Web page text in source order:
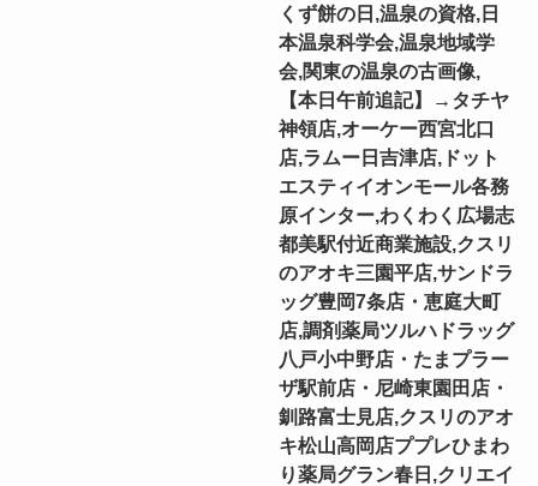
くず餅の日,温泉の資格,日
本温泉科学会,温泉地域学
会,関東の温泉の古画像,
【本日午前追記】→タチヤ
神領店,オーケー西宮北口
店,ラムー日吉津店,ドット
エスティイオンモール各務
原インター,わくわく広場志
都美駅付近商業施設,クスリ
のアオキ三園平店,サンドラ
ッグ豊岡7条店・恵庭大町
店,調剤薬局ツルハドラッグ
八戸小中野店・たまプラー
ザ駅前店・尼崎東園田店・
釧路富士見店,クスリのアオ
キ松山高岡店ププレひまわ
り薬局グラン春日,クリエイ